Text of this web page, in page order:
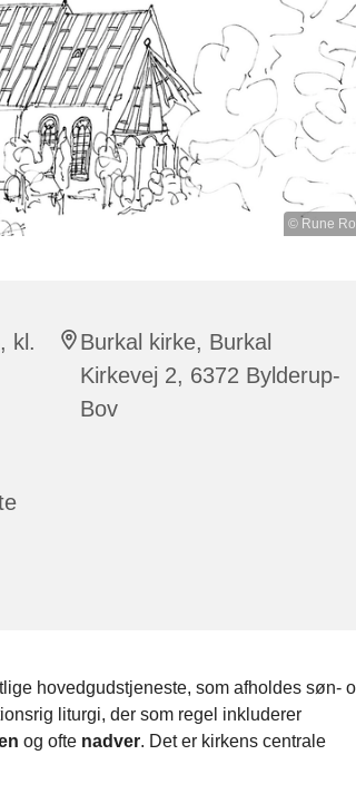
© Rune
kl.
Burkal kirke, Burkal
Kirkevej 2, 6372 Bylderup-
Bov
hovedgudstjeneste, som afholdes søn-
liturgi, der som regel inkluderer
og ofte nadver. Det er kirkens centrale